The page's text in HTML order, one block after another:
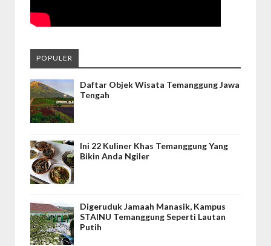
POPULER
Daftar Objek Wisata Temanggung Jawa
Tengah
Ini 22 Kuliner Khas Temanggung Yang
Bikin Anda Ngiler
Digeruduk Jamaah Manasik, Kampus
STAINU Temanggung Seperti Lautan
Putih